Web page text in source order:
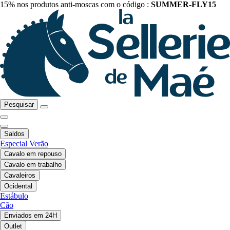
15% nos produtos anti-moscas com o código : SUMMER-FLY15
Pesquisar
Saldos
Especial Verão
Cavalo em repouso
Cavalo em trabalho
Cavaleiros
Ocidental
Estábulo
Cão
Enviados em 24H
Outlet